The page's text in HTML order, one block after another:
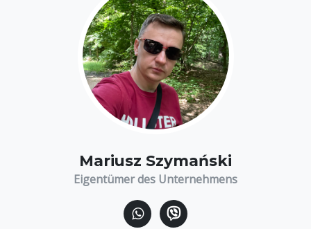
Mariusz Szymański
Eigentümer des Unternehmens